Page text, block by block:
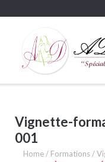
Vignette-
001
Home / Formations /